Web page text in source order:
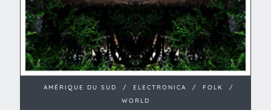
AMÉRIQUE DU SUD / ELECTRONICA / FOLK
/
WORLD